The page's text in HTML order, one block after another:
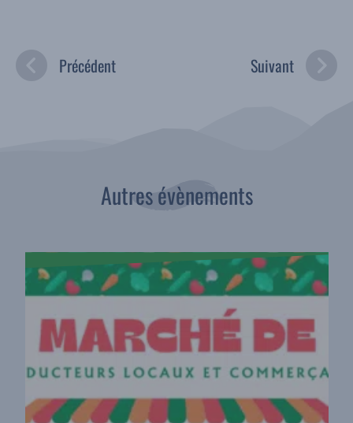
Précédent Suivant
Autres évènements